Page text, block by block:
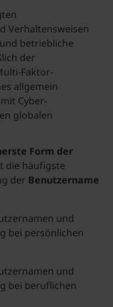
Verhaltensweisen
betriebliche
der
Faktor-
allgemein
Cyber-
globalen
Form der
die häufigste
der Benutzername
und
bei persönlichen
und
bei beruflichen